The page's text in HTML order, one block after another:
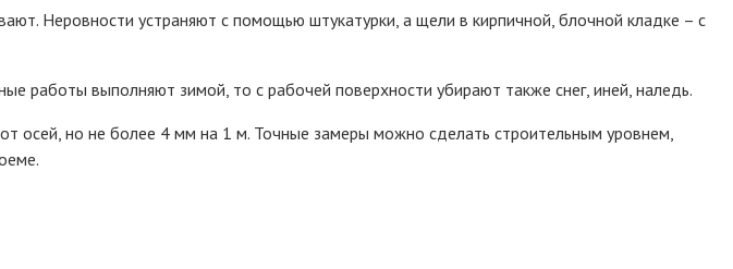
Неровности устраняют с помощью штукатурки, а щели в кирпичной, блочной кладке – с
выполняют зимой, то с рабочей поверхности убирают также снег, иней, наледь.
осей, но не более 4 мм на 1 м. Точные замеры можно сделать строительным уровнем,